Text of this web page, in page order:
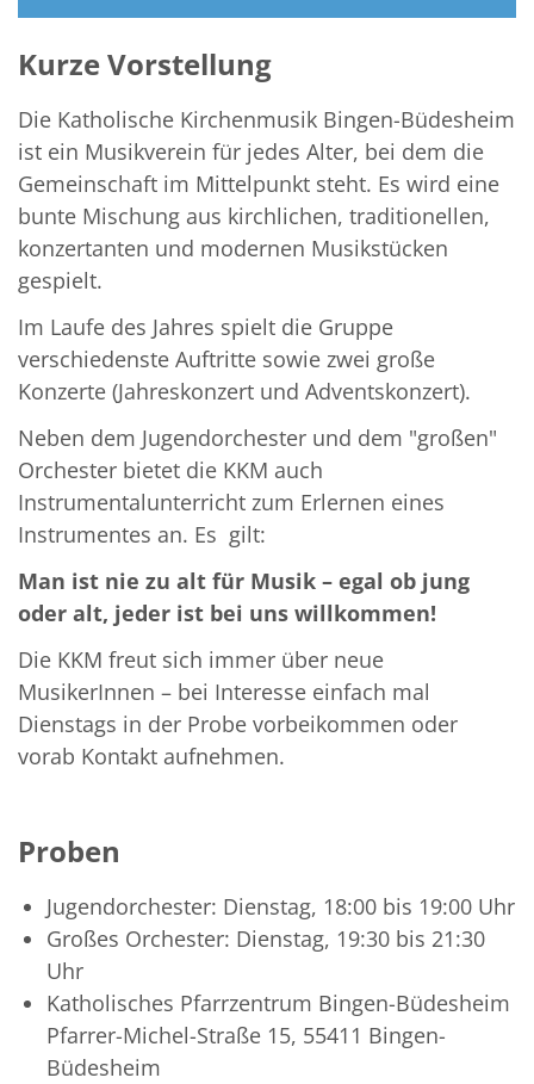
Kurze Vorstellung
Die Katholische Kirchenmusik Bingen-Büdesheim
ist ein Musikverein für jedes Alter, bei dem die
Gemeinschaft im Mittelpunkt steht. Es wird eine
bunte Mischung aus kirchlichen, traditionellen,
konzertanten und modernen Musikstücken
gespielt.
Im Laufe des Jahres spielt die Gruppe
verschiedenste Auftritte sowie zwei große
Konzerte (Jahreskonzert und Adventskonzert).
Neben dem Jugendorchester und dem "großen"
Orchester bietet die KKM auch
Instrumentalunterricht zum Erlernen eines
Instrumentes an. Es gilt:
Man ist nie zu alt für Musik – egal ob jung
oder alt, jeder ist bei uns willkommen!
Die KKM freut sich immer über neue
MusikerInnen – bei Interesse einfach mal
Dienstags in der Probe vorbeikommen oder
vorab Kontakt aufnehmen.
Proben
Jugendorchester: Dienstag, 18:00 bis 19:00 Uhr
Großes Orchester: Dienstag, 19:30 bis 21:30
Uhr
Katholisches Pfarrzentrum Bingen-Büdesheim
Pfarrer-Michel-Straße 15, 55411 Bingen-
Büdesheim